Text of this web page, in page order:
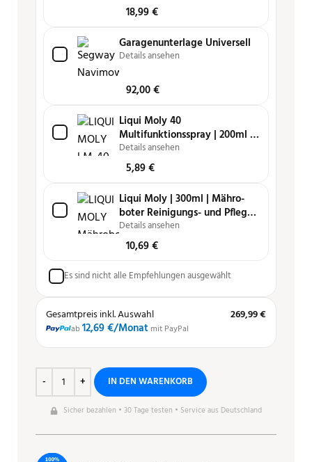
18,99€
Garagenunterlage Universell
Details ansehen
92,00€
Liqui Moly 40
Multifunktionsspray | 200ml |
Schmiert, reinigt, löst, schützt
und pflegt
Details ansehen
5,89€
Liqui Moly | 300ml | Mähro­
boter Reini­gungs- und Pfle­ge­
spray
Details ansehen
10,69€
Es sind nicht alle Empfehlungen ausgewählt
Gesamtpreis inkl. Auswahl
ab12,69 €/Monat mit PayPal
269,99 €
IN DEN WARENKORB
Sicher bezahlen • 30 Tage testen • Service aus Deutschland